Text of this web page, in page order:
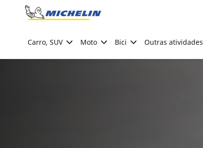
Go to page content
Carro, SUV Moto Bici Outras atividades